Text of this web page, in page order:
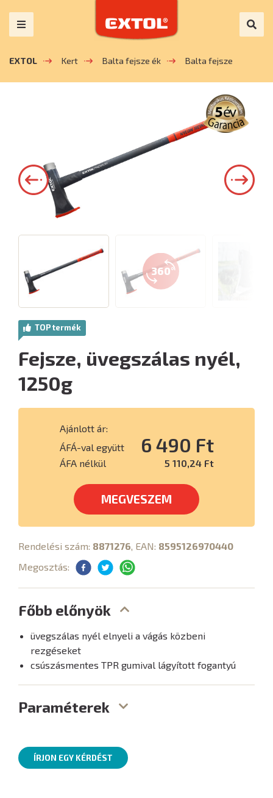
EXTOL Kert Balta fejsze ék Balta fejsze
360°
TOP termék
Fejsze, üvegszálas nyél,
1250g
Ajánlott ár:
ÁFÁ-val együtt
6 490 Ft
ÁFA nélkül 5 110,24 Ft
MEGVESZEM
Rendelési szám: 8871276 , EAN: 8595126970440
Megosztás:
Főbb előnyök
üvegszálas nyél elnyeli a vágás közbeni
rezgéseket
csúszásmentes TPR gumival lágyított fogantyú
Paraméterek
ÍRJON EGY KÉRDÉST